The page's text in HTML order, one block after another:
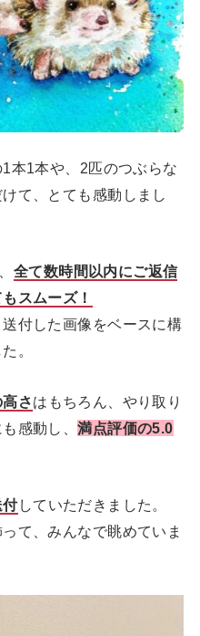
本1本や、2匹のつぶらな
て、とても感動しまし
全て数時間以内にご返信
スムーズ！
付した画像をベースに構
。
さはもちろん、やり取り
感動し、満点評価の5.0
付していただきました。
て、みんなで眺めていま